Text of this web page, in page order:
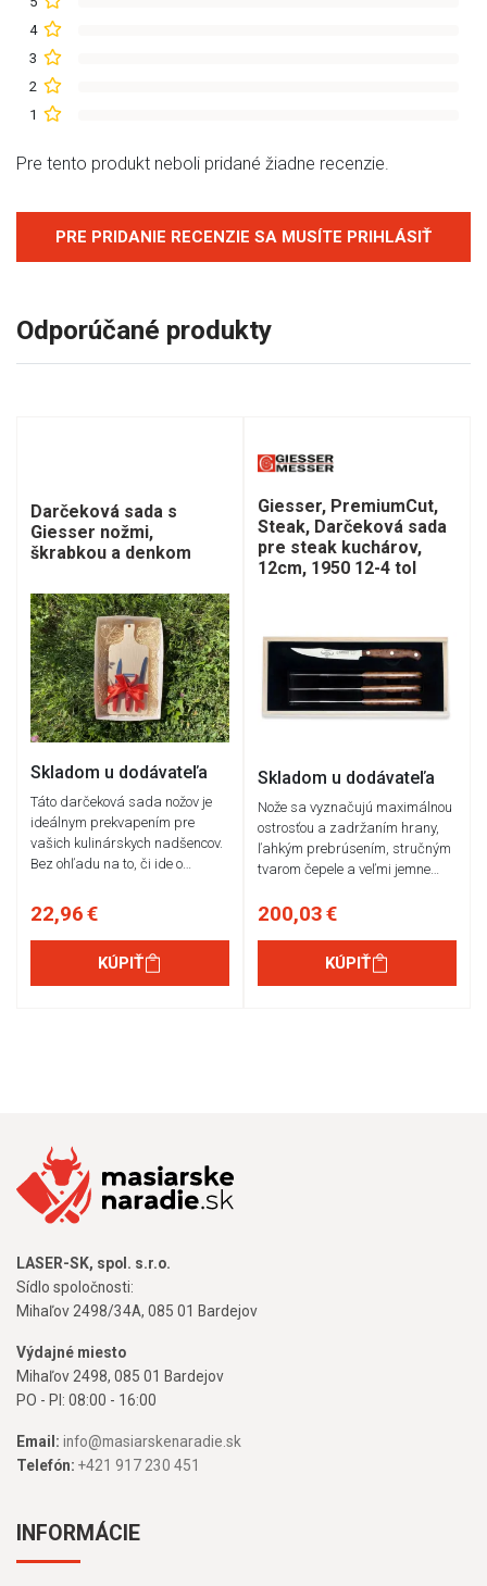
4
3
2
1
Pre tento produkt neboli pridané žiadne recenzie.
PRE PRIDANIE RECENZIE SA MUSÍTE PRIHLÁSIŤ
Odporúčané produkty
Darčeková sada s
Giesser nožmi,
škrabkou a denkom
Skladom u dodávateľa
Táto darčeková sada nožov je
ideálnym prekvapením pre
vašich kulinárskych nadšencov.
Bez ohľadu na to, či ide o…
22,96 €
KÚPIŤ
Giesser, PremiumCut,
Steak, Darčeková sada
pre steak kuchárov,
12cm, 1950 12-4 tol
Skladom u dodávateľa
Nože sa vyznačujú maximálnou
ostrosťou a zadržaním hrany,
ľahkým prebrúsením, stručným
tvarom čepele a veľmi jemne…
200,03 €
KÚPIŤ
LASER-SK, spol. s.r.o.
Sídlo spoločnosti:
Mihaľov 2498/34A, 085 01 Bardejov
Výdajné miesto
Mihaľov 2498, 085 01 Bardejov
PO - PI: 08:00 - 16:00
Email: info@masiarskenaradie.sk
Telefón: +421 917 230 451
INFORMÁCIE